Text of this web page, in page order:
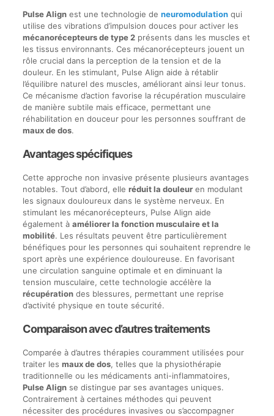
Pulse Alignest une technologie de neuromodulationqui
utilise des vibrations d’impulsion douces pour activer les
mécanorécepteurs de type 2présents dans les muscles et
les tissus environnants. Ces mécanorécepteurs jouent un
rôle crucial dans la perception de la tension et de la
douleur. En les stimulant, Pulse Align aide à rétablir
l’équilibre naturel des muscles, améliorant ainsi leur tonus.
Ce mécanisme d’action favorise la récupération musculaire
de manière subtile mais efficace, permettant une
réhabilitation en douceur pour les personnes souffrant de
maux de dos.
Avantages spécifiques
Cette approche non invasive présente plusieurs avantages
notables. Tout d’abord, elle réduit la douleuren modulant
les signaux douloureux dans le système nerveux. En
stimulant les mécanorécepteurs, Pulse Align aide
également à améliorer la fonction musculaire et la
mobilité. Les résultats peuvent être particulièrement
bénéfiques pour les personnes qui souhaitent reprendre le
sport après une expérience douloureuse. En favorisant
une circulation sanguine optimale et en diminuant la
tension musculaire, cette technologie accélère la
récupérationdes blessures, permettant une reprise
d’activité physique en toute sécurité.
Comparaison avec d’autres traitements
Comparée à d’autres thérapies couramment utilisées pour
traiter les maux de dos, telles que la physiothérapie
traditionnelle ou les médicaments anti-inflammatoires,
Pulse Alignse distingue par ses avantages uniques.
Contrairement à certaines méthodes qui peuvent
nécessiter des procédures invasives ou s’accompagner